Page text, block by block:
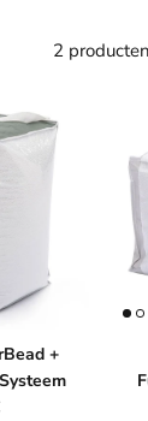
2 producten
+
prijs